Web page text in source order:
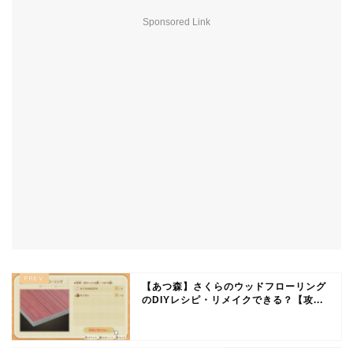
Sponsored Link
【あつ森】さくらのウッドフローリング
のDIYレシピ・リメイクできる？【攻...